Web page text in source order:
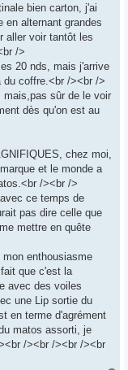
bien carton, j'ai
en alternant grandes
aller voir tantôt les
/>
20 nds, mais j'arrive
du coffre.<br /><br />
mais,pas sûr de le voir
dès qu'on est au
chez moi,
et le monde a
/><br />
ce temps de
pas dire celle que
mettre en quête
enthousiasme
que c'est la
avec des voiles
une Lip sortie du
en terme d'agrément
matos assorti, je
/><br /><br /><br